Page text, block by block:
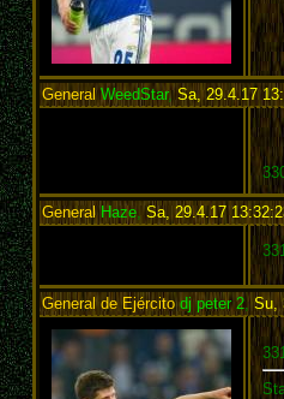
GeneralWeedStar, Sa, 29.4.17
GeneralHaze,Sa, 29.4.17
General de Ejércitodj peter 2, Su,